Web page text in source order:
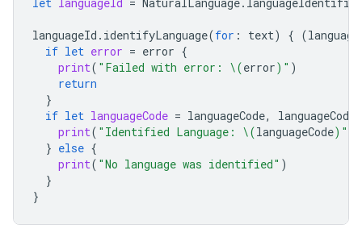
languageId . identifyLanguage(for : text) { (
if let error = error {
print( "Failed with error: \(error) " )
return
}
if let languageCode = languageCode,
languageCode
print( "Identified Language: \(languageCode) "
} else {
print( "No language was identified" )
}
}